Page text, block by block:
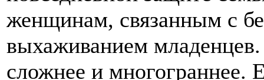
женщинам, связанным с
выхаживанием
сложнее и многограннее.